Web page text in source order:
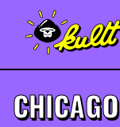
CHICAGO